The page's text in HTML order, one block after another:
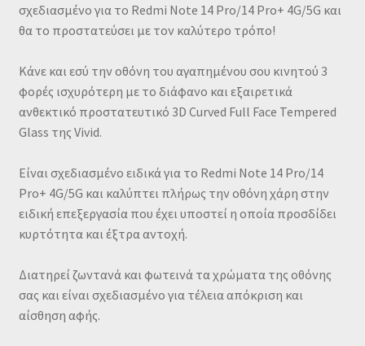
σχεδιασμένo για το Redmi Note 14 Pro/14 Pro+ 4G/5G και
θα το προστατεύσει με τον καλύτερο τρόπο!
Κάνε και εσύ την οθόνη του αγαπημένου σου κινητού 3
φορές ισχυρότερη με το διάφανο και εξαιρετικά
ανθεκτικό προστατευτικό 3D Curved Full Face Tempered
Glass της Vivid.
Eίναι σχεδιασμένο ειδικά για το Redmi Note 14 Pro/14
Pro+ 4G/5G και καλύπτει πλήρως την οθόνη χάρη στην
ειδική επεξεργασία που έχει υποστεί η οποία προσδίδει
κυρτότητα και έξτρα αντοχή.
Διατηρεί ζωντανά και φωτεινά τα χρώματα της οθόνης
σας και είναι σχεδιασμένο για τέλεια απόκριση και
αίσθηση αφής.